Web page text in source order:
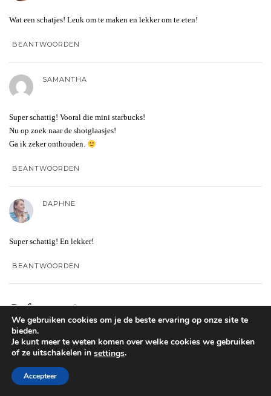
Wat een schatjes! Leuk om te maken en lekker om te eten!
BEANTWOORDEN
SAMANTHA
Super schattig! Vooral die mini starbucks!
Nu op zoek naar de shotglaasjes!
Ga ik zeker onthouden.
BEANTWOORDEN
DAPHNE
Super schattig! En lekker!
BEANTWOORDEN
Geef een reactie
Je e-mailadres wordt niet gepubliceerd.
met*
Reactie*
We gebruiken cookies om je de beste ervaring op onze site te
bieden.
Je kunt meer te weten komen over welke cookies we gebruiken
of ze uitschakelen in settings.
Accepteer